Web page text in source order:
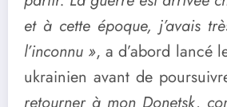
et à cette époque, j’avais
l’inconnu », a d’abord lancé
ukrainien avant de